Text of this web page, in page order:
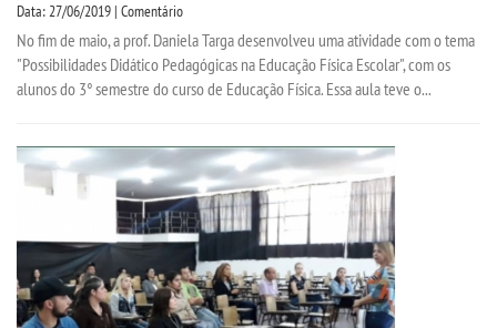
Data: 27/06/2019 | Comentário
No fim de maio, a prof. Daniela Targa desenvolveu uma atividade com o tema
"Possibilidades Didático Pedagógicas na Educação Física Escolar", com os
alunos do 3° semestre do curso de Educação Física. Essa aula teve o...